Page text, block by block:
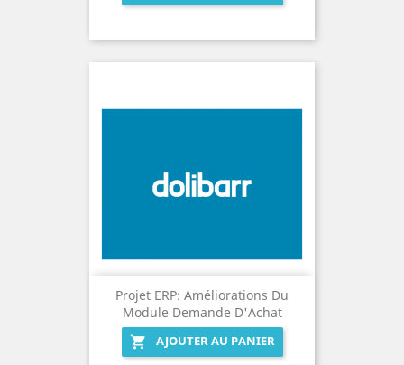
Projet ERP: Améliorations Du
Module Demande D'Achat

AJOUTER AU PANIER